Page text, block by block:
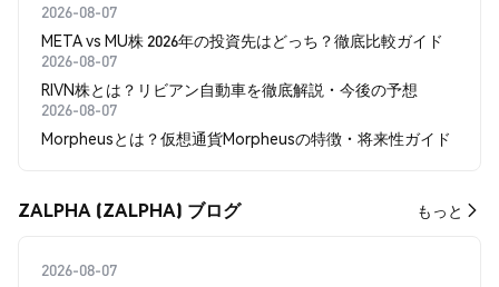
2026-08-07
META vs MU株 2026年の投資先はどっち？徹底比較ガイド
2026-08-07
RIVN株とは？リビアン自動車を徹底解説・今後の予想
2026-08-07
Morpheusとは？仮想通貨Morpheusの特徴・将来性ガイド
ZALPHA (ZALPHA) ブログ もっと
2026-08-07